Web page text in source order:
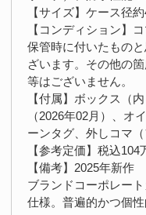
【サイズ】ケース径
【コンディション】
保管時に付いたもの
ざいます。その他の
等はございません。
【付属】ボックス（
（2026年02月）、オ
ーンタグ、外しコマ（
【参考定価】税込104
【備考】2025年新作
ブランドコーポレー
仕様。普遍的かつ個